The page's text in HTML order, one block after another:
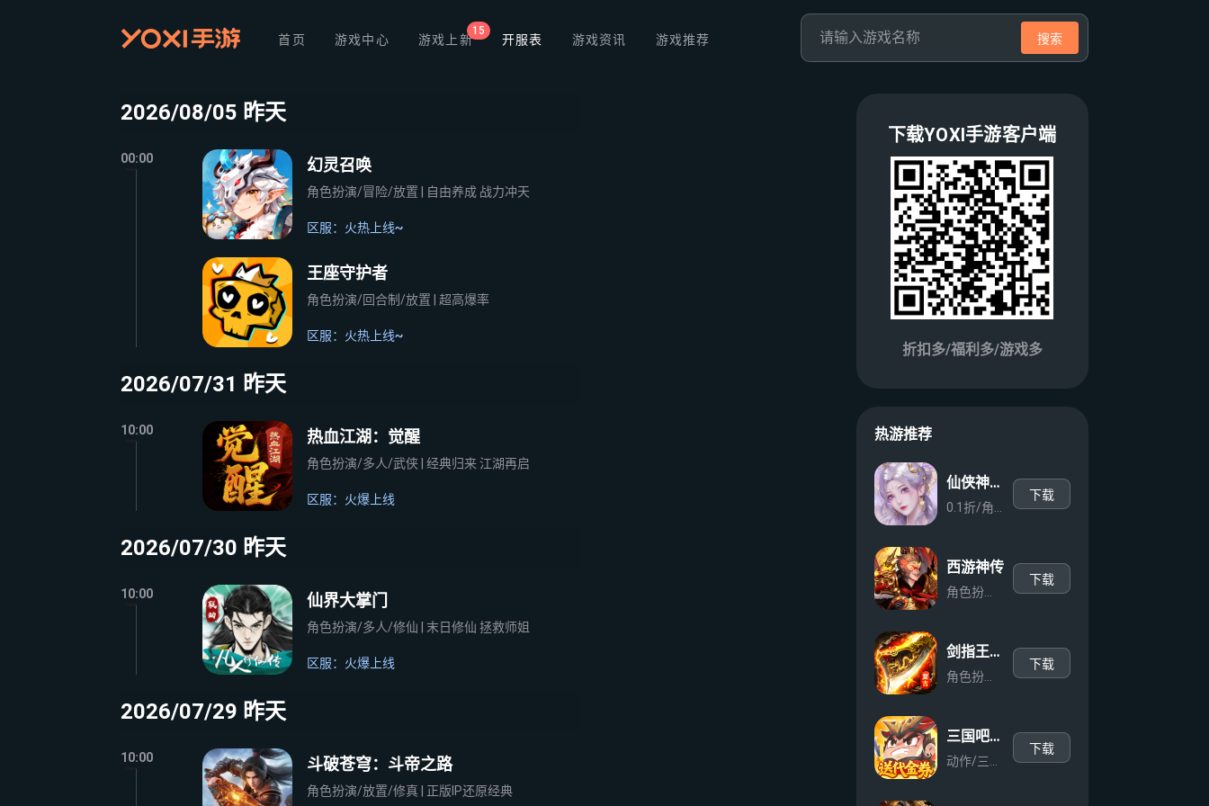
首页 游戏中心 游戏上新
15
开服表 游戏资讯 游戏推荐 搜索
2026/08/05 昨天
幻灵召唤
角色扮演/冒险/放置 | 自由养成 战力冲天
区服：火热上线~
王座守护者
角色扮演/回合制/放置 | 超高爆率
区服：火热上线~
00:00
2026/07/31 昨天
热血江湖：觉醒
角色扮演/多人/武侠 | 经典归来 江湖再启
区服：火爆上线
10:00
2026/07/30 昨天
仙界大掌门
角色扮演/多人/修仙 | 末日修仙 拯救师姐
区服：火爆上线
10:00
2026/07/29 昨天
斗破苍穹：斗帝之路
角色扮演/放置/修真 | 正版IP还原经典
10:00
下载YOXI手游客户端
折扣多/福利多/游戏多
热游推荐
仙侠神域（0.1折免费版天天10万代金）
下载
西游神传
角色扮演/放置/修仙
下载
剑指王城（复古天天送1000）
角色扮演/动作/传奇
下载
三国吧兄弟（3.5折免费版）
下载